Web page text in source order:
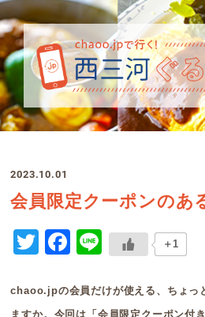
2023.10.01
会員限定クーポンの
Twitter
Facebook
Line ＋1
chaoo.jpの会員だけが使える、ちょっ
ますか。今回は「会員限定クーポン付